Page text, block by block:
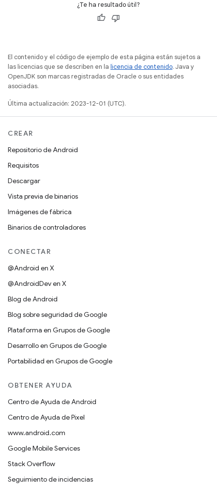
¿Te ha resultado útil?
El contenido y el código de ejemplo de esta página están sujetos a
las licencias que se describen en la licencia de contenido. Java y
OpenJDK son marcas registradas de Oracle o sus entidades
asociadas.
Última actualización: 2023-12-01 (UTC).
CREAR
Repositorio de Android
Requisitos
Descargar
Vista previa de binarios
Imágenes de fábrica
Binarios de controladores
CONECTAR
@Android en X
@AndroidDev en X
Blog de Android
Blog sobre seguridad de Google
Plataforma en Grupos de Google
Desarrollo en Grupos de Google
Portabilidad en Grupos de Google
OBTENER AYUDA
Centro de Ayuda de Android
Centro de Ayuda de Pixel
www.android.com
Google Mobile Services
Stack Overflow
Seguimiento de incidencias